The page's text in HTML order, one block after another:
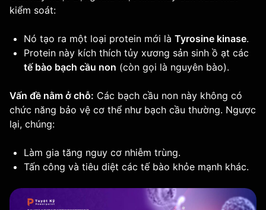
kiểm soát:
Nó tạo ra một loại protein mới là Tyrosine kinase.
Protein này kích thích tủy xương sản sinh ồ ạt các
tế bào bạch cầu non (còn gọi là nguyên bào).
Vấn đề nằm ở chỗ: Các bạch cầu non này không có
chức năng bảo vệ cơ thể như bạch cầu thường. Ngược
lại, chúng:
Làm gia tăng nguy cơ nhiễm trùng.
Tấn công và tiêu diệt các tế bào khỏe mạnh khác.